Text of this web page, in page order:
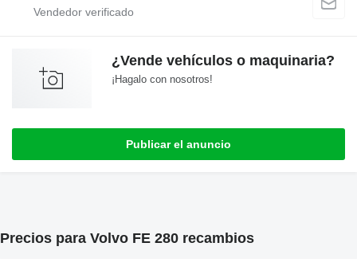
¿Vende vehículos o maquinaria?
¡Hagalo con nosotros!
Publicar el anuncio
Precios para Volvo FE 280 recambios